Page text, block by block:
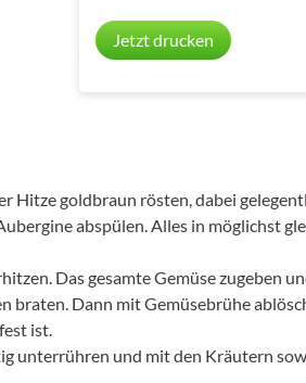
Jetzt drucken
Hitze goldbraun rösten, dabei
abspülen. Alles in möglichst
Das gesamte Gemüse zugeben
braten. Dann mit Gemüsebrühe
ist.
unterrühren und mit den Kräutern